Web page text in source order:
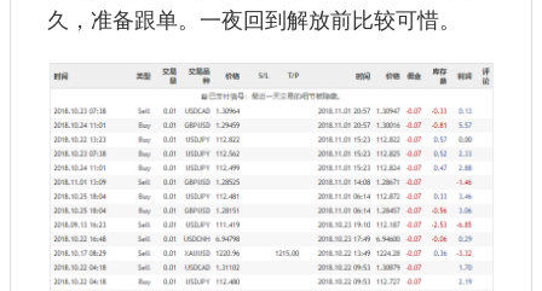
久，准备跟单。一夜回到解放前比较可惜。